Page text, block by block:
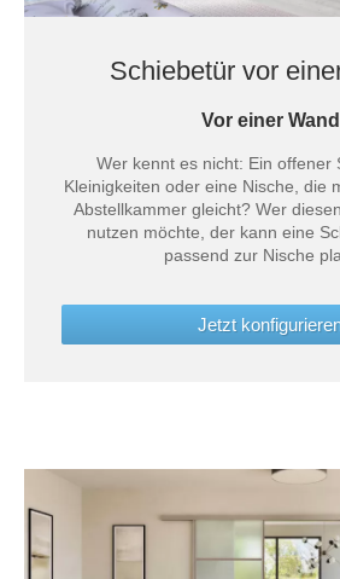
Schiebetür vor
Vor einer Wand
Wer kennt es nicht: Ein offener
Kleinigkeiten oder eine Nische, die
Abstellkammer gleicht? Wer
nutzen möchte, der kann eine
passend zur Nische
Jetzt